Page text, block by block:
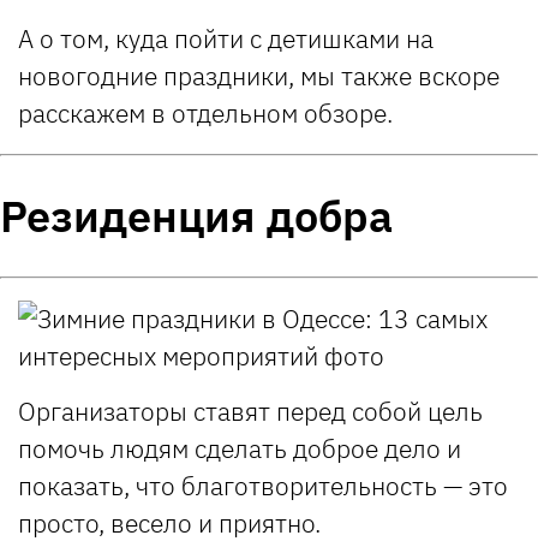
А о том, куда пойти с детишками на
новогодние праздники, мы также вскоре
расскажем в отдельном обзоре.
Резиденция добра
Организаторы ставят перед собой цель
помочь людям сделать доброе дело и
показать, что благотворительность — это
просто, весело и приятно.